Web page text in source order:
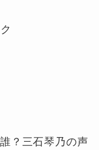
？三石琴乃の声